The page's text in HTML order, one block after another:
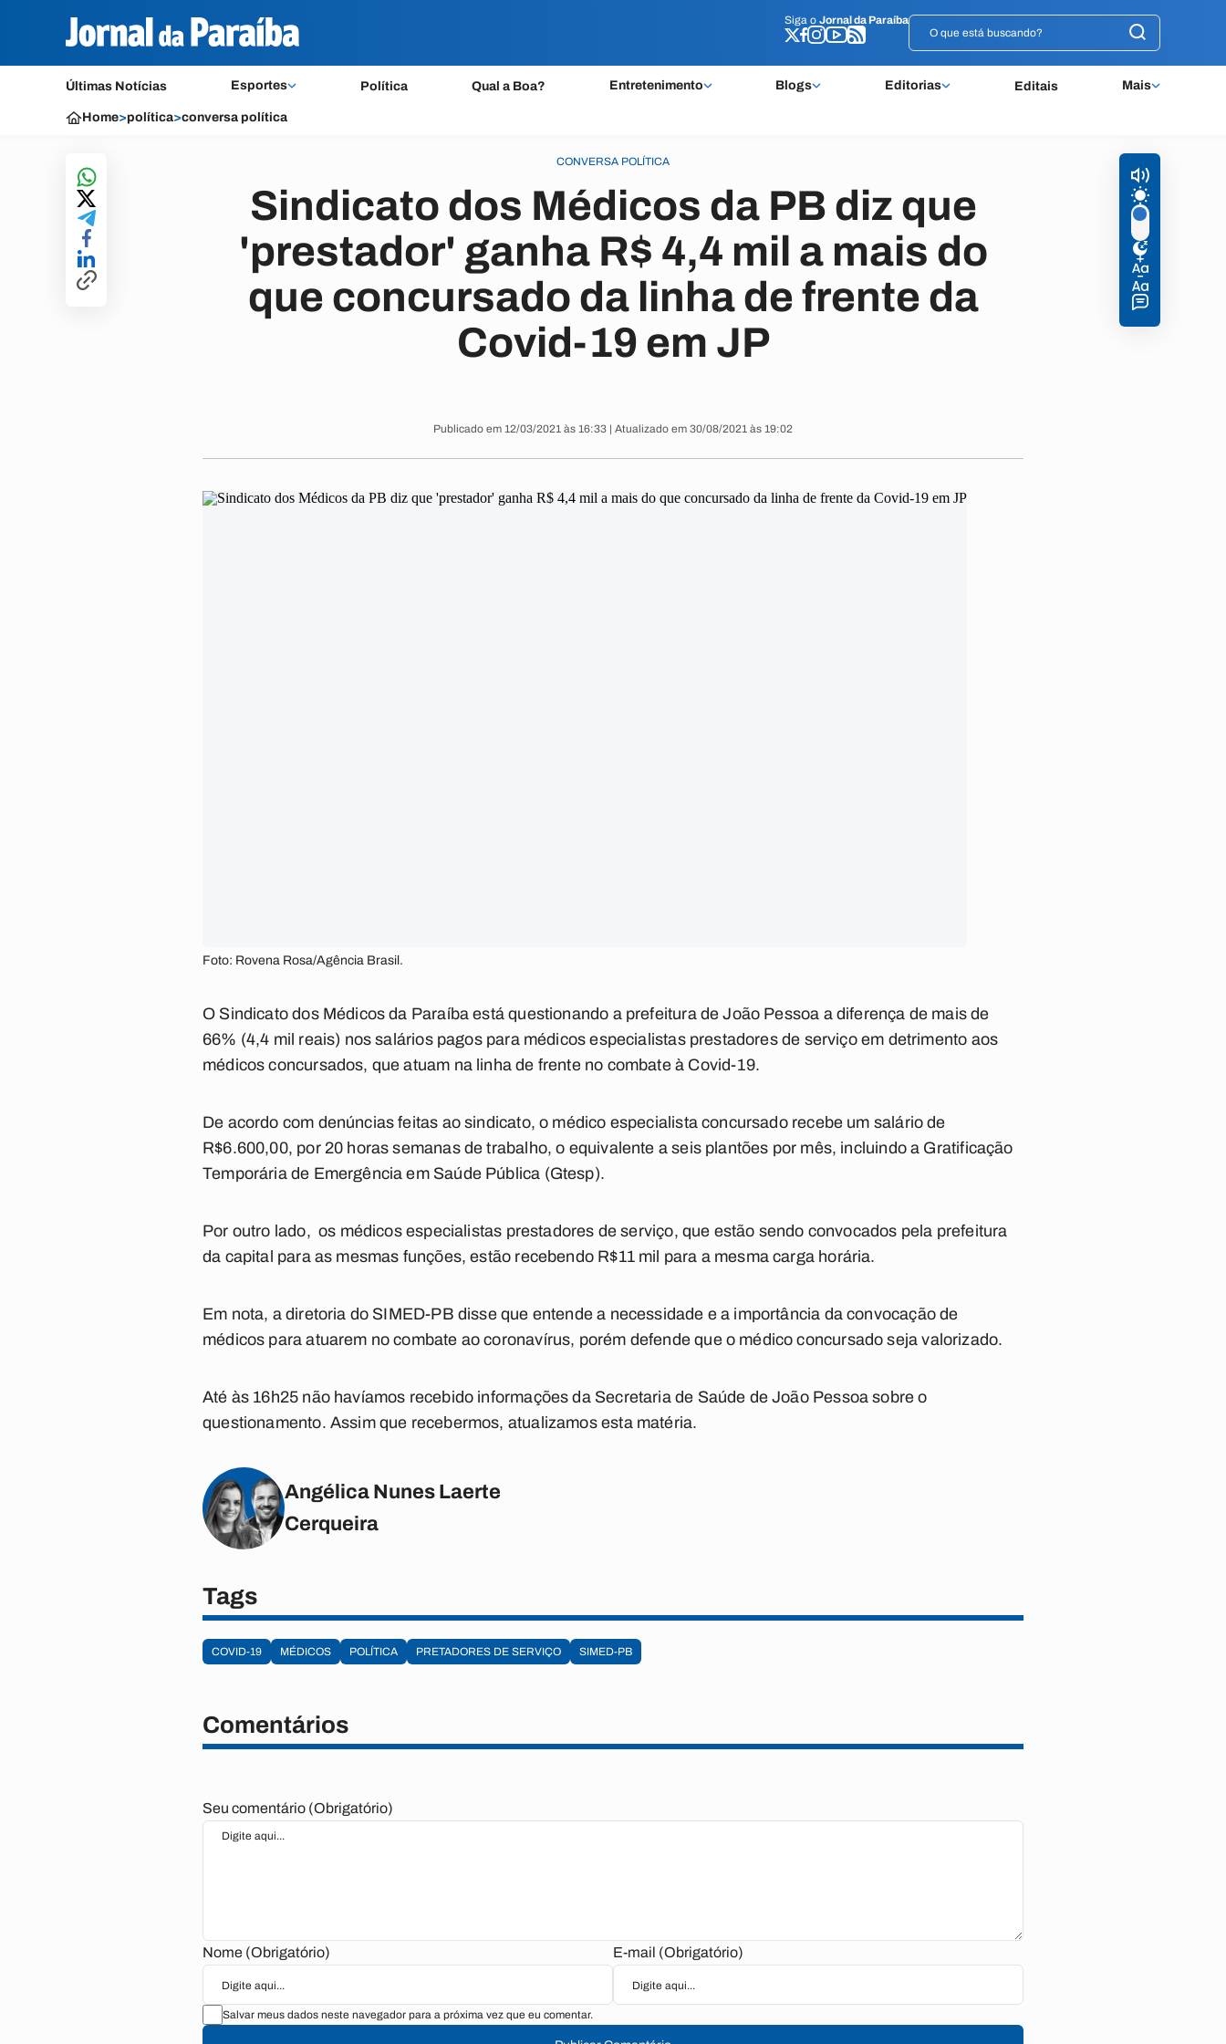
Siga o Jornal da Paraíba
Últimas Notícias Esportes Política Qual a Boa? Entretenimento Blogs Editorias Editais Mais
Siga o Jornal da Paraíba
Home>política>conversa política
CONVERSA POLÍTICA
Sindicato dos Médicos da PB diz que
'prestador' ganha R$ 4,4 mil a mais do
que concursado da linha de frente da
Covid-19 em JP
Publicado em 12/03/2021 às 16:33 | Atualizado em 30/08/2021 às 19:02
Foto: Rovena Rosa/Agência Brasil.
O Sindicato dos Médicos da Paraíba está questionando a prefeitura de João Pessoa a diferença de mais de
66% (4,4 mil reais) nos salários pagos para médicos especialistas prestadores de serviço em detrimento aos
médicos concursados, que atuam na linha de frente no combate à Covid-19.
De acordo com denúncias feitas ao sindicato, o médico especialista concursado recebe um salário de
R$6.600,00, por 20 horas semanas de trabalho, o equivalente a seis plantões por mês, incluindo a Gratificação
Temporária de Emergência em Saúde Pública (Gtesp).
Por outro lado, os médicos especialistas prestadores de serviço, que estão sendo convocados pela prefeitura
da capital para as mesmas funções, estão recebendo R$11 mil para a mesma carga horária.
Em nota, a diretoria do SIMED-PB disse que entende a necessidade e a importância da convocação de
médicos para atuarem no combate ao coronavírus, porém defende que o médico concursado seja valorizado.
Até às 16h25 não havíamos recebido informações da Secretaria de Saúde de João Pessoa sobre o
questionamento. Assim que recebermos, atualizamos esta matéria.
Angélica Nunes Laerte
Cerqueira
Tags
COVID-19 MÉDICOS POLÍTICA PRETADORES DE SERVIÇO SIMED-PB
Comentários
Seu comentário (Obrigatório)
Nome (Obrigatório) E-mail (Obrigatório)
Salvar meus dados neste navegador para a próxima vez que eu comentar.